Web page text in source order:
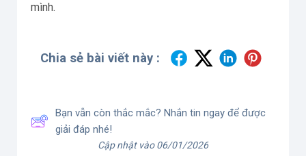
mình.
Chia sẻ bài viết này :
Bạn vẫn còn thắc mắc? Nhắn tin ngay để được
giải đáp nhé!
Cập nhật vào 06/01/2026